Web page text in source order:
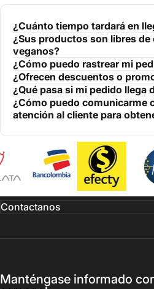
¿Cuánto tiempo tardará en
¿Sus productos son libres de
veganos?
¿Cómo puedo rastrear mi
¿Ofrecen descuentos o
¿Qué pasa si mi pedido llega
¿Cómo puedo comunicarme
atención al cliente para
Contactanos
Manténgase informado